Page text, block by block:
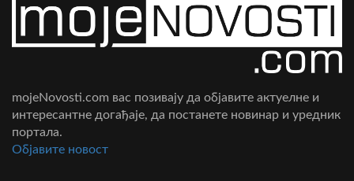
mojeNovosti.com вас позивају да објавите актуелне и
интересантне догађаје, да постанете новинар и уредник
портала.
Oбјавите новост